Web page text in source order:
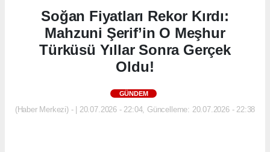
Soğan Fiyatları Rekor Kırdı:
Mahzuni Şerif’in O Meşhur
Türküsü Yıllar Sonra Gerçek
Oldu!
GÜNDEM
(Haber Merkezi) - | 20.07.2026 - 22:04, Güncelleme: 20.07.2026 - 22:38